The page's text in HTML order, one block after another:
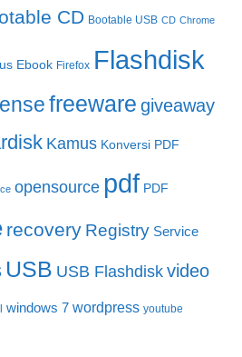
CD Bootable USB CD Chrome
Ebook Firefox Flashdisk
freeware giveaway
Kamus Konversi PDF
opensource pdf PDF
recovery Registry Service
USB USB Flashdisk video
windows 7 wordpress youtube